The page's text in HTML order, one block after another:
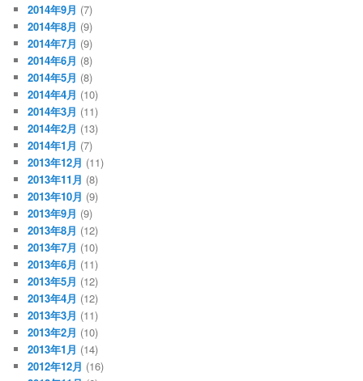
2014年9月 (7)
2014年8月 (9)
2014年7月 (9)
2014年6月 (8)
2014年5月 (8)
2014年4月 (10)
2014年3月 (11)
2014年2月 (13)
2014年1月 (7)
2013年12月 (11)
2013年11月 (8)
2013年10月 (9)
2013年9月 (9)
2013年8月 (12)
2013年7月 (10)
2013年6月 (11)
2013年5月 (12)
2013年4月 (12)
2013年3月 (11)
2013年2月 (10)
2013年1月 (14)
2012年12月 (16)